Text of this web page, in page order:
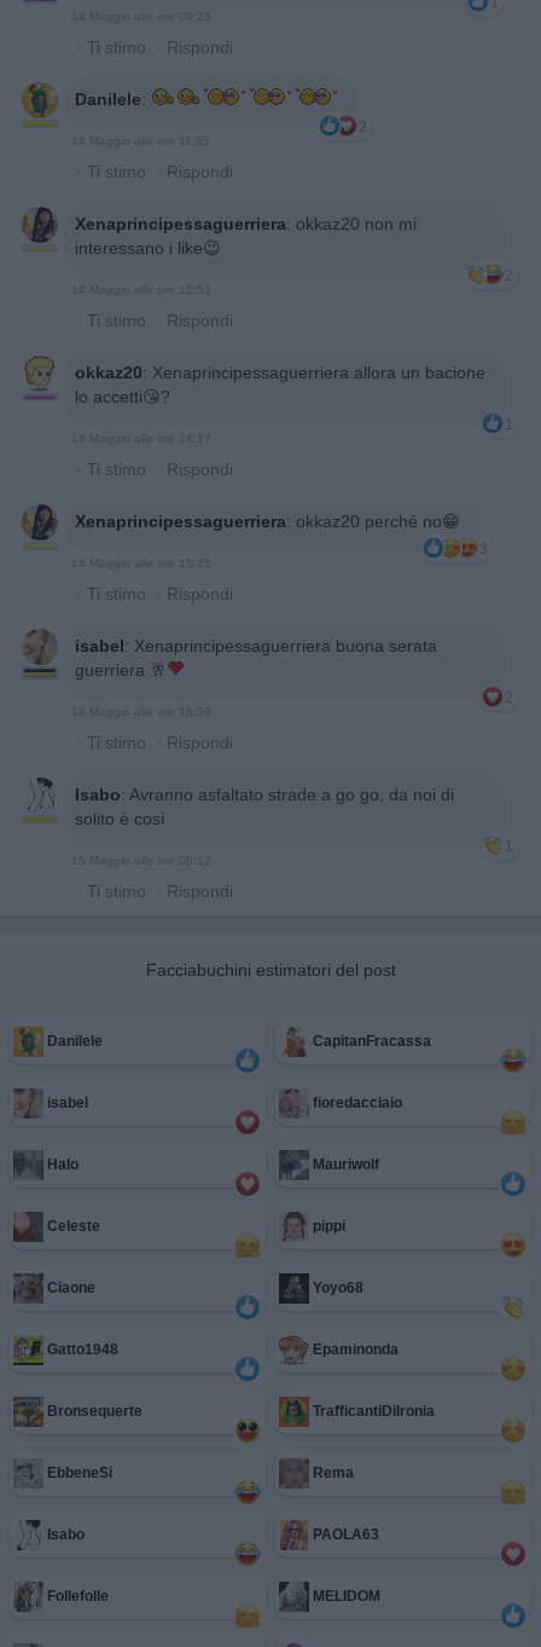
14 Maggio alle ore 09:23
· Ti stimo · Rispondi
Danilele:
2
14 Maggio alle ore 11:35
· Ti stimo · Rispondi
Xenaprincipessaguerriera: okkaz20 non mi
interessano i like😉
2
14 Maggio alle ore 12:53
· Ti stimo · Rispondi
okkaz20: Xenaprincipessaguerriera allora un bacione
lo accetti😘?
1
14 Maggio alle ore 14:17
· Ti stimo · Rispondi
Xenaprincipessaguerriera: okkaz20 perché no😁
3
14 Maggio alle ore 15:25
· Ti stimo · Rispondi
isabel: Xenaprincipessaguerriera buona serata
guerriera 🥂
2
14 Maggio alle ore 18:59
· Ti stimo · Rispondi
Isabo: Avranno asfaltato strade a go go, da noi di
solito è così
1
15 Maggio alle ore 06:12
· Ti stimo · Rispondi
Facciabuchini estimatori del post
Danilele CapitanFracassa
isabel fioredacciaio
Halo Mauriwolf
Celeste pippi
Ciaone Yoyo68
Gatto1948 Epaminonda
Bronsequerte TrafficantiDiIronia
EbbeneSi Rema
Isabo PAOLA63
Follefolle MELIDOM